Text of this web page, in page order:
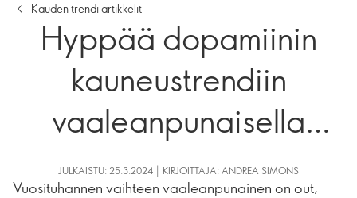
Kauden trendi artikkelit
Hyppää dopamiinin
kauneustrendiin
vaaleanpunaisella
värillä
JULKAISTU: 25.3.2024 | KIRJOITTAJA: ANDREA SIMONS
Vuosituhannen vaihteen vaaleanpunainen on out,